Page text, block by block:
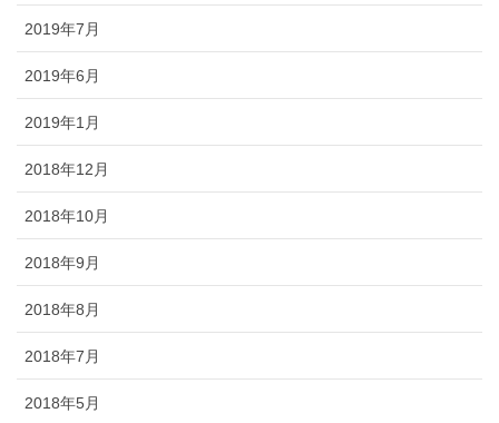
2019年7月
2019年6月
2019年1月
2018年12月
2018年10月
2018年9月
2018年8月
2018年7月
2018年5月